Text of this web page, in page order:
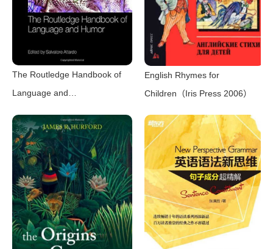
The Routledge Handbook of
Language and
（Routledge 2017）
English Rhymes for
Children（Iris Press 2006）